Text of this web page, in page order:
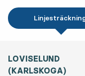
LOVISELUND
(KARLSKOGA)